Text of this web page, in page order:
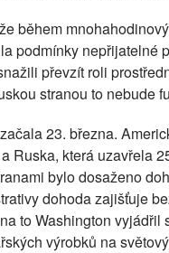
během
podmínky nepřijatelné
převzít roli
stranou to nebude
23. března.
Ruska, která uzavřela
bylo dosaženo
dohoda zajišťuje
to Washington
výrobků na